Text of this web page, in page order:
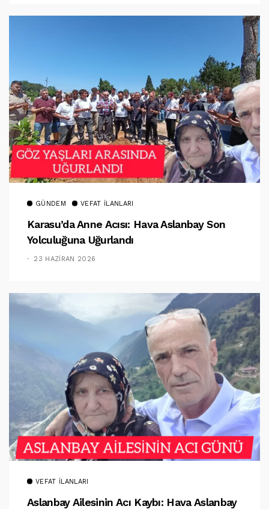
GÜNDEM VEFAT İLANLARI
Karasu’da Anne Acısı: Hava Aslanbay Son
Yolculuğuna Uğurlandı
23 HAZIRAN 2026
VEFAT İLANLARI
Aslanbay Ailesinin Acı Kaybı: Hava Aslanbay